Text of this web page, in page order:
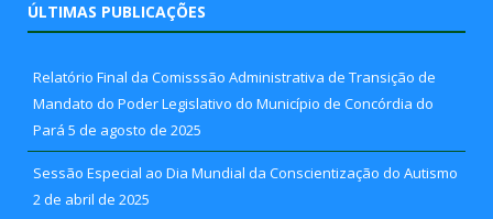
ÚLTIMAS PUBLICAÇÕES
Relatório Final da Comisssão Administrativa de Transição de
Mandato do Poder Legislativo do Município de Concórdia do
Pará 5 de agosto de 2025
Sessão Especial ao Dia Mundial da Conscientização do Autismo
2 de abril de 2025